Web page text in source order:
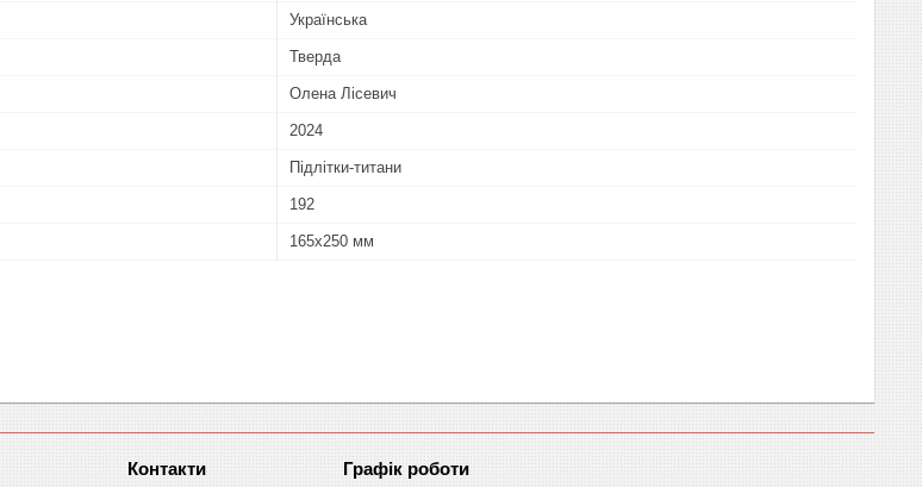
Українська
Тверда
Олена Лісевич
2024
Підлітки-титани
192
165х250 мм
Графік роботи